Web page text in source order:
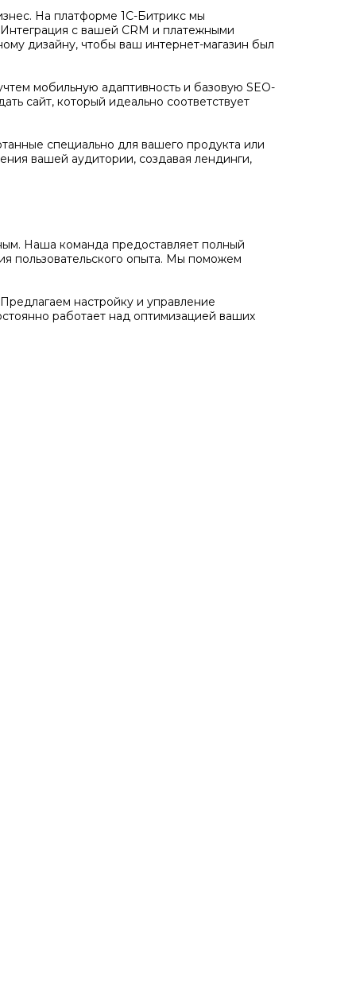
На платформе 1С-Битрикс мы
с вашей CRM и платежными
дизайну, чтобы ваш интернет-магазин был
мобильную адаптивность и базовую SEO-
сайт, который идеально соответствует
специально для вашего продукта или
вашей аудитории, создавая лендинги,
Наша команда предоставляет полный
пользовательского опыта. Мы поможем
настройку и управление
работает над оптимизацией ваших